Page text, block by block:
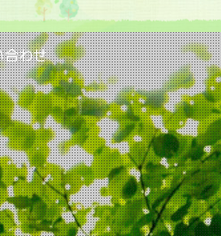
合わせ